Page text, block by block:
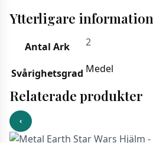
Ytterligare information
Antal Ark 2
Svårighetsgrad Medel
Relaterade produkter
‹